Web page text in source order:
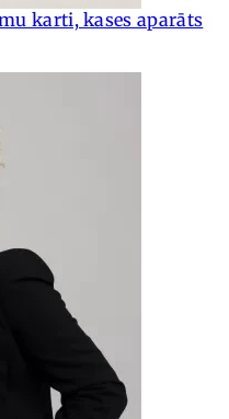
karti, kases aparāts